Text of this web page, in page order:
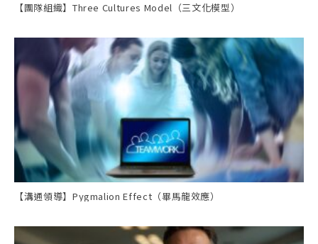
【團隊組織】Three Cultures Model（三文化模型）
【溝通領導】Pygmalion Effect（畢馬龍效應）